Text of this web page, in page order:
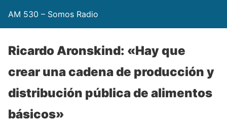
AM 530 – Somos Radio
Ricardo Aronskind: «Hay que
crear una cadena de producción y
distribución pública de alimentos
básicos»